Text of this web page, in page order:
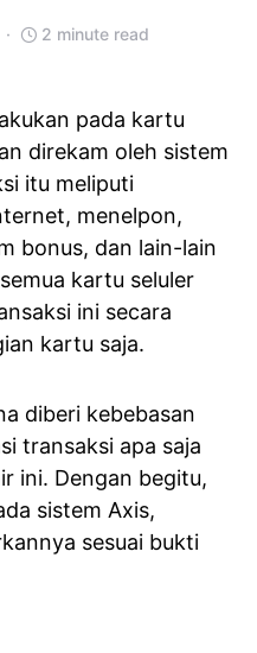
2 minute read
pada kartu
direkam oleh sistem
itu meliputi
menelpon,
bonus, dan lain-lain
kartu seluler
ini secara
kartu saja.
diberi kebebasan
transaksi apa saja
ini. Dengan begitu,
sistem Axis,
sesuai bukti